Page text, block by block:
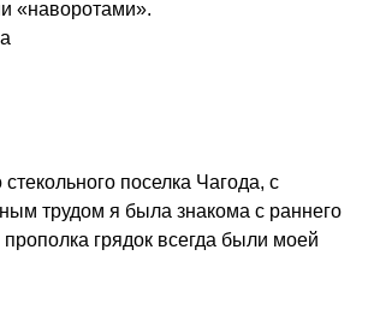
«наворотами».
поселка Чагода, с
трудом я была знакома с раннего
грядок всегда были моей